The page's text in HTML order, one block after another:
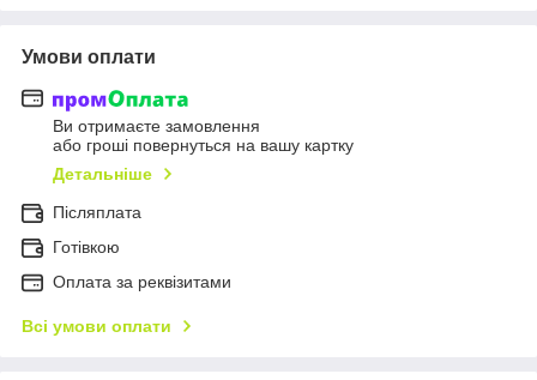
Умови оплати
Ви отримаєте замовлення
або гроші повернуться на вашу картку
Детальніше
Післяплата
Готівкою
Оплата за реквізитами
Всі умови оплати